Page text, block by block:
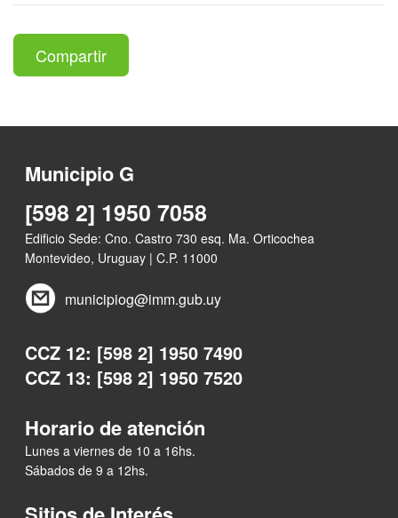
Compartir
Municipio G
[598 2] 1950 7058
Edificio Sede: Cno. Castro 730 esq. Ma. Orticochea
Montevideo, Uruguay | C.P. 11000
municipiog@imm.gub.uy
CCZ 12: [598 2] 1950 7490
CCZ 13: [598 2] 1950 7520
Horario de atención
Lunes a viernes de 10 a 16hs.
Sábados de 9 a 12hs.